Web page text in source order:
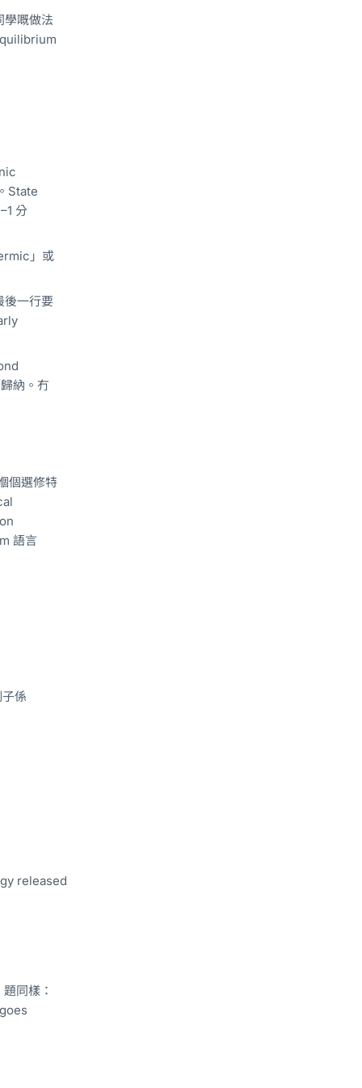
嘅做法
State
分
」或
後一行要
納。冇
個選修特
語言
係
released
同樣：